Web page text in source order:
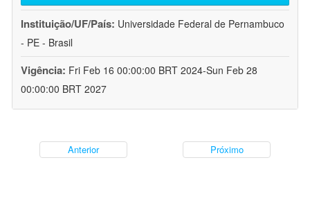
Instituição/UF/País: Universidade Federal de Pernambuco
- PE - Brasil
Vigência: Fri Feb 16 00:00:00 BRT 2024-Sun Feb 28
00:00:00 BRT 2027
Anterior Próximo